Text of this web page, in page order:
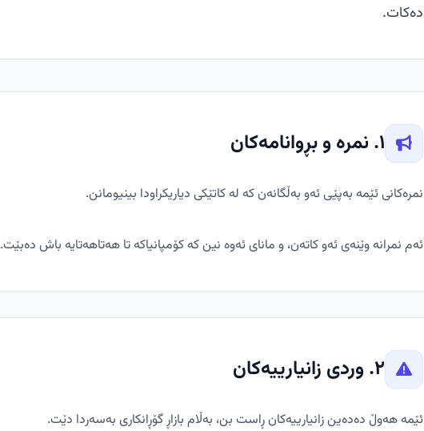
دەکات.
١. نمرە و بڕوانامەکان
نمرەکانی ئێمە بەپێی ئەو بەڵگانەن کە لە کاتێکی دیاریکراودا بینیومانن.
ئەم نمرانە وێنەی ئەو کاتەن، و مانای ئەوە نین کە کۆمپانیاکە تا هەتاهەتایە باش دەبێت.
٢. وردی زانیارییەکان
ئێمە هەوڵ دەدەین زانیارییەکان ڕاست بن، بەڵام بازاڕ گۆڕانکاری بەسەردا دێت.